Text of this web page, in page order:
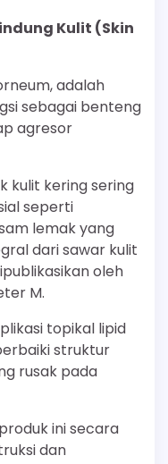
Kulit (Skin
adalah
sebagai benteng
agresor
kulit kering sering
seperti
lemak yang
dari sawar kulit
oleh
M.
topikal lipid
struktur
rusak pada
ini secara
dan